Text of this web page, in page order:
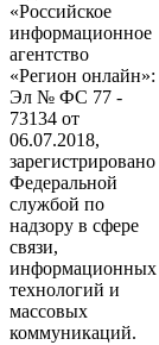
«Российское
информационное
агентство
«Регион онлайн»:
Эл № ФС 77 -
73134 от
06.07.2018,
зарегистрировано
Федеральной
службой по
надзору в сфере
связи,
информационных
технологий и
массовых
коммуникаций.